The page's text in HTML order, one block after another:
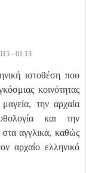
- 01:13
ιστοθέση που
κοινότητας
την αρχαία
και την
στα αγγλικά, καθώς
αρχαίο ελληνικό